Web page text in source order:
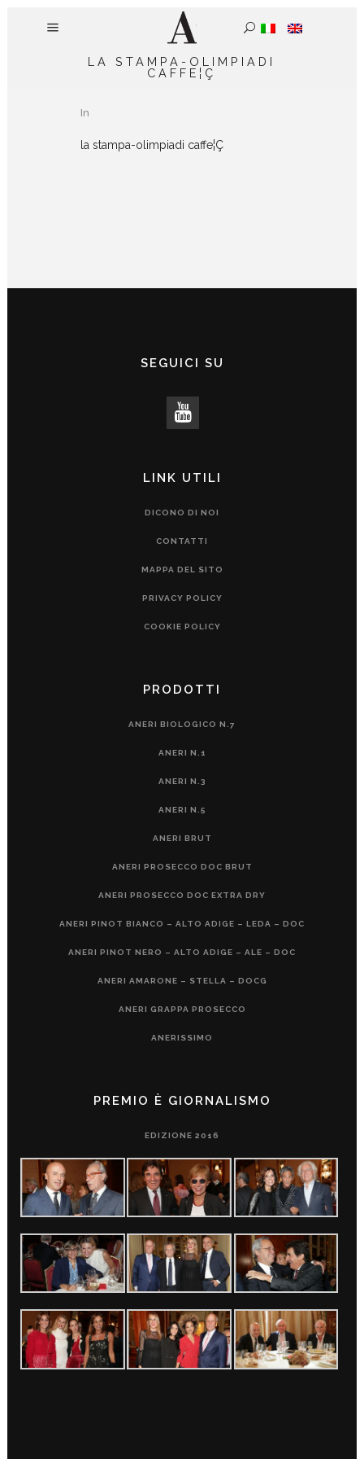
LA STAMPA-OLIMPIADI
CAFFE¦Ç
In
la stampa-olimpiadi caffe¦Ç
SEGUICI SU
LINK UTILI
DICONO DI NOI
CONTATTI
MAPPA DEL SITO
PRIVACY POLICY
COOKIE POLICY
PRODOTTI
ANERI BIOLOGICO N.7
ANERI N.1
ANERI N.3
ANERI N.5
ANERI BRUT
ANERI PROSECCO DOC BRUT
ANERI PROSECCO DOC EXTRA DRY
ANERI PINOT BIANCO – ALTO ADIGE – LEDA – DOC
ANERI PINOT NERO – ALTO ADIGE – ALE – DOC
ANERI AMARONE – STELLA – DOCG
ANERI GRAPPA PROSECCO
ANERISSIMO
PREMIO È GIORNALISMO
EDIZIONE 2016